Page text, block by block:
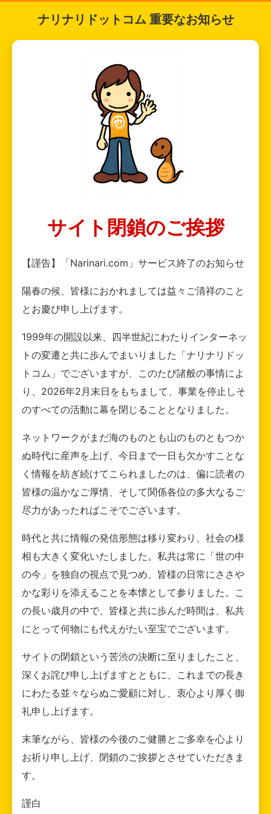
ナリナリドットコム 重要なお知らせ
サイト閉鎖のご挨拶
【謹告】「Narinari.com」サービス終了のお知らせ
陽春の候、皆様におかれましては益々ご清祥のこと
とお慶び申し上げます。
1999年の開設以来、四半世紀にわたりインターネッ
トの変遷と共に歩んでまいりました「ナリナリドッ
トコム」でございますが、このたび諸般の事情によ
り、2026年2月末日をもちまして、事業を停止しそ
のすべての活動に幕を閉じることとなりました。
ネットワークがまだ海のものとも山のものともつか
ぬ時代に産声を上げ、今日まで一日も欠かすことな
く情報を紡ぎ続けてこられましたのは、偏に読者の
皆様の温かなご厚情、そして関係各位の多大なるご
尽力があったればこそでございます。
時代と共に情報の発信形態は移り変わり、社会の様
相も大きく変化いたしました。私共は常に「世の中
の今」を独自の視点で見つめ、皆様の日常にささや
かな彩りを添えることを本懐として参りました。こ
の長い歳月の中で、皆様と共に歩んだ時間は、私共
にとって何物にも代えがたい至宝でございます。
サイトの閉鎖という苦渋の決断に至りましたこと、
深くお詫び申し上げますとともに、これまでの長き
にわたる並々ならぬご愛顧に対し、衷心より厚く御
礼申し上げます。
末筆ながら、皆様の今後のご健勝とご多幸を心より
お祈り申し上げ、閉鎖のご挨拶とさせていただきま
す。
謹白